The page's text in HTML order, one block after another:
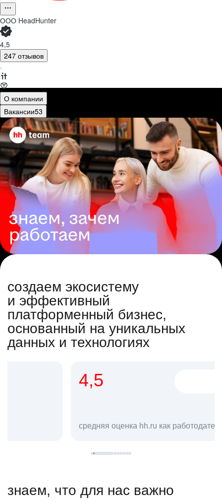
ООО HeadHunter
4,5
247 отзывов
·
О компании
Вакансии53
создаем экосистему
и эффективный
платформенный бизнес,
основанный на уникальных
данных и технологиях
средняя оценка hh.ru как работодателя **
в hh.ru
знаем, что для нас важно